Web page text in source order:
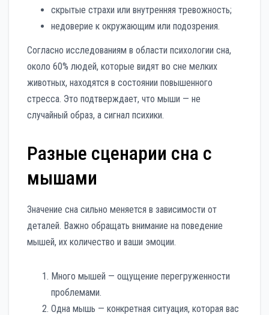
скрытые страхи или внутренняя тревожность;
недоверие к окружающим или подозрения.
Согласно исследованиям в области психологии сна,
около 60% людей, которые видят во сне мелких
животных, находятся в состоянии повышенного
стресса. Это подтверждает, что мыши — не
случайный образ, а сигнал психики.
Разные сценарии сна с
мышами
Значение сна сильно меняется в зависимости от
деталей. Важно обращать внимание на поведение
мышей, их количество и ваши эмоции.
Много мышей — ощущение перегруженности
проблемами.
Одна мышь — конкретная ситуация, которая вас